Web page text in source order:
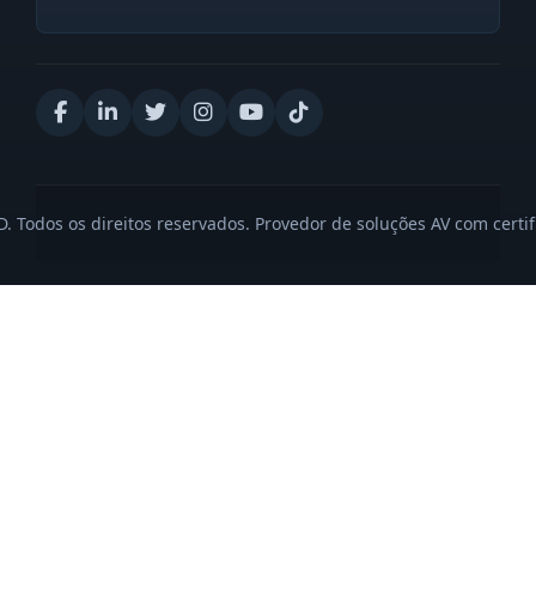
Todos os direitos reservados. Provedor de soluções AV com